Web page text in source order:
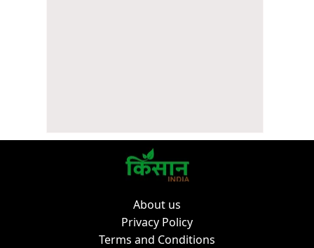
About us
Privacy Policy
Terms and Conditions